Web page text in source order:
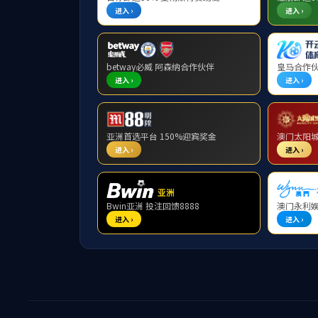
履行社会责任示范企
时间：2022-07-27
作者： 原创 浏览量： 5530